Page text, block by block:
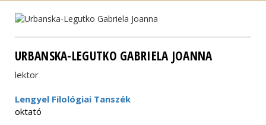
URBANSKA-LEGUTKO GABRIELA JOANNA
lektor
Lengyel Filológiai Tanszék
oktató